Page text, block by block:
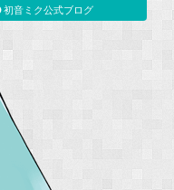
初音ミク公式ブログ